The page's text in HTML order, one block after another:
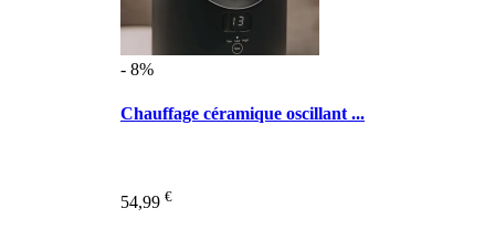
- 8%
Chauffage céramique oscillant ...
54,99 €